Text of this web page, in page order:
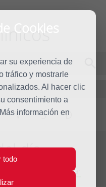
Cookies
su experiencia de
tráfico y mostrarle
Al hacer clic
consentimiento a
información en
todo
V S D
día
Ordinario - Año Par